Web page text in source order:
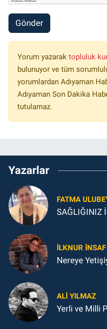
Gönder
Yorum yazarak topluluk
bulunuyor ve tüm
yorumlardan Adıyaman
Adıyaman Son Dakika
tutulamaz.
Yazarlar
FATMA
SAĞLIĞINIZ
İLKNUR
Nereye
ALI YILMAZ
Yerli ve Milli